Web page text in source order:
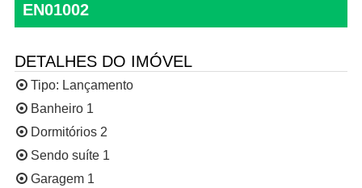
EN01002
DETALHES DO IMÓVEL
Tipo: Lançamento
Banheiro 1
Dormitórios 2
Sendo suíte 1
Garagem 1